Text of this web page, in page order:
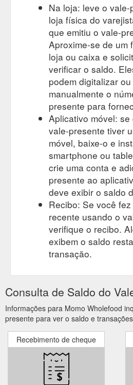
Na loja: leve o
loja física do
que emitiu o vale-
Aproxime-se de um
loja ou caixa e
verificar o saldo.
podem digitalizar
manualmente o
presente para
Aplicativo móvel: se
vale-presente tiver
móvel, baixe-o e
smartphone ou
crie uma conta e
presente ao
deve exibir o saldo
Recibo: Se você
recente usando o
verifique o recibo.
exibem o saldo
transação.
Consulta de Saldo do
Informações para Momo Wholefood
presente para ver o saldo e
Recebimento de cheque